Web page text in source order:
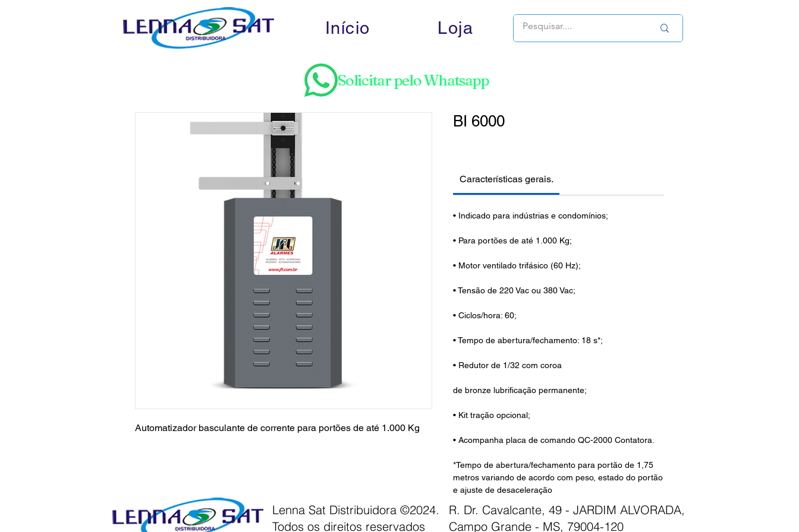
Início Loja
Solicitar pelo Whatsapp
Automatizador basculante de corrente para portões de até 1.000 Kg
BI 6000
Características gerais.
• Indicado para indústrias e condomínios;
• Para portões de até 1.000 Kg;
• Motor ventilado trifásico (60 Hz);
• Tensão de 220 Vac ou 380 Vac;
• Ciclos/hora: 60;
• Tempo de abertura/fechamento: 18 s*;
• Redutor de 1/32 com coroa
de bronze lubrificação permanente;
• Kit tração opcional;
• Acompanha placa de comando QC-2000 Contatora.
*Tempo de abertura/fechamento para portão de 1,75
metros variando de acordo com peso, estado do portão
e ajuste de desaceleração
Lenna Sat Distribuidora ©2024.
Todos os direitos reservados
R. Dr. Cavalcante, 49 - JARDIM ALVORADA,
Campo Grande - MS, 79004-120